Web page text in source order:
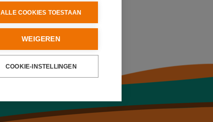
ALLE COOKIES TOESTAAN
WEIGEREN
COOKIE-INSTELLINGEN